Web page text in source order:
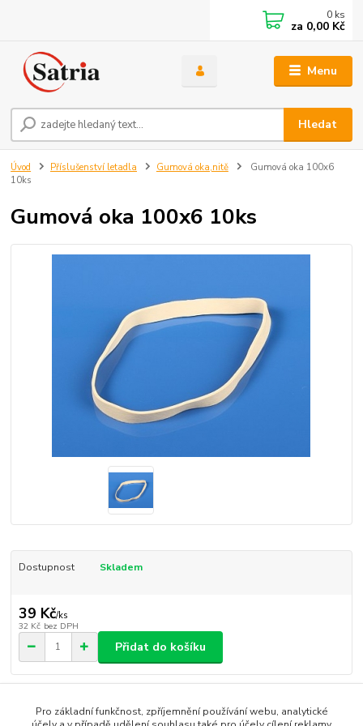
Menu
Hledat
0 ks
za 0,00 Kč
Úvod Příslušenství letadla Gumová oka,nitě
Gumová oka 100x6
10ks
Gumová oka 100x6 10ks
Dostupnost Skladem
39 Kč/ks
32 Kč bez DPH
Přidat do košíku
Pro základní funkčnost, zpříjemnění používání webu, analytické